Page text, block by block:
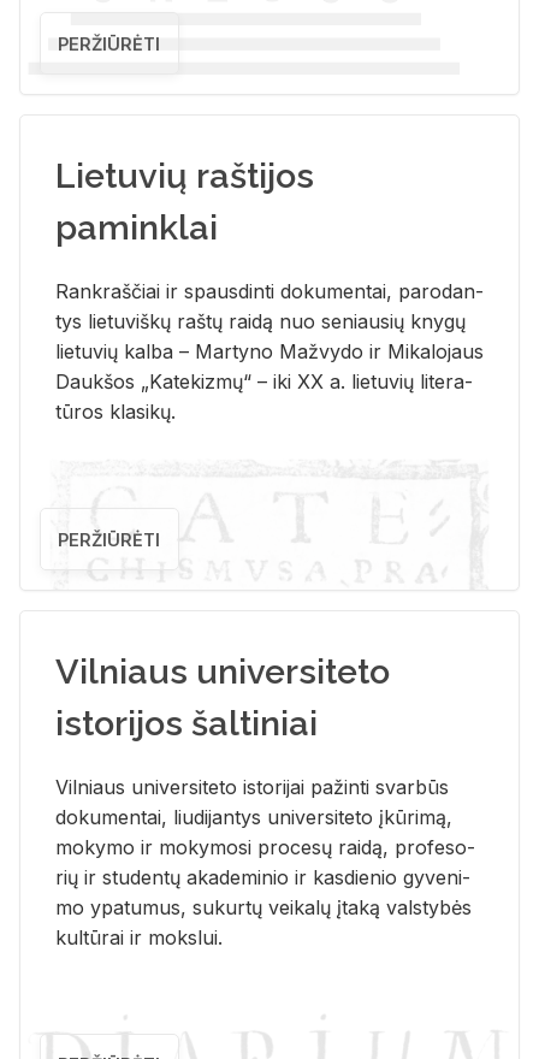
PERŽIŪRĖTI
Lietuvių raštijos
paminklai
Rank­raš­čiai ir spaus­din­ti do­ku­men­tai, pa­ro­dan­
tys lie­tu­viš­kų raš­tų rai­dą nuo se­niau­sių kny­gų
lie­tu­vių kal­ba – Mar­ty­no Ma­žvy­do ir Mi­ka­lo­jaus
Dauk­šos „Ka­te­kiz­mų“ – iki XX a. lie­tu­vių li­te­ra­
tū­ros kla­si­kų.
PERŽIŪRĖTI
Vilniaus universiteto
istorijos šaltiniai
Vil­niaus uni­ver­si­te­to is­to­ri­jai pa­žin­ti svar­būs
do­ku­men­tai, liu­di­jan­tys uni­ver­si­te­to įkū­ri­mą,
mo­ky­mo ir mo­ky­mo­si pro­ce­sų rai­dą, pro­fe­so­
rių ir stu­den­tų aka­de­mi­nio ir kas­die­nio gy­ve­ni­
mo ypa­tu­mus, su­kur­tų vei­ka­lų įta­ką vals­ty­bės
kul­tū­rai ir moks­lui.